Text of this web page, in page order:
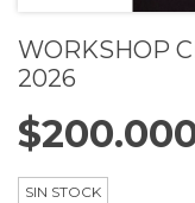
WORKSHOP
2026
SIN STOCK